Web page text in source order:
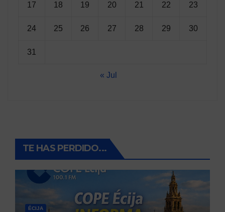
17 18 19 20 21 22 23
24 25 26 27 28 29 30
31
« Jul
TE HAS PERDIDO...
ÉCIJA